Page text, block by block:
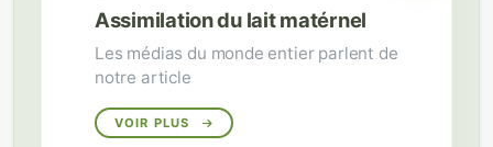
Assimilation du lait matérnel
Les médias du monde entier parlent de
notre article
VOIR PLUS